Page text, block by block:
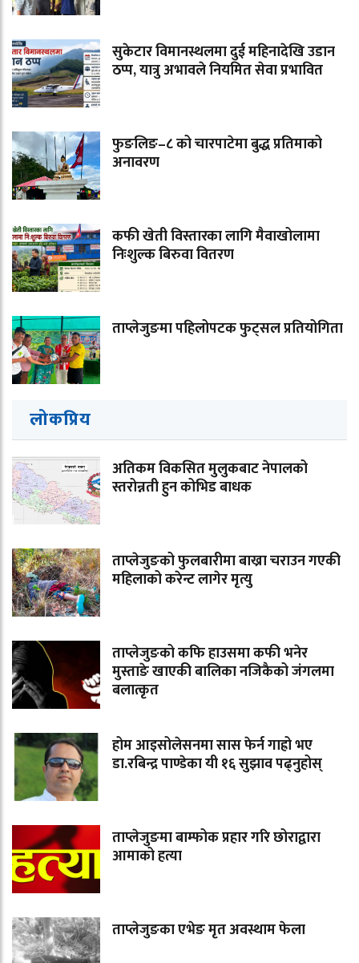
सुकेटार विमानस्थलमा दुई महिनादेखि उडान
ठप्प, यात्रु अभावले नियमित सेवा प्रभावित
फुङलिङ–८ को चारपाटेमा बुद्ध प्रतिमाको
अनावरण
कफी खेती विस्तारका लागि मैवाखोलामा
निःशुल्क बिरुवा वितरण
ताप्लेजुङमा पहिलोपटक फुट्सल प्रतियोगिता
लोकप्रिय
अतिकम विकसित मुलुकबाट नेपालको
स्तरोन्नती हुन कोभिड बाधक
ताप्लेजुङको फुलबारीमा बाख्रा चराउन गएकी
महिलाको करेन्ट लागेर मृत्यु
ताप्लेजुङको कफि हाउसमा कफी भनेर
मुस्ताङे खाएकी बालिका नजिकैको जंगलमा
बलात्कृत
होम आइसोलेसनमा सास फेर्न गाह्रो भए
डा.रबिन्द्र पाण्डेका यी १६ सुझाव पढ्नुहोस्
ताप्लेजुङमा बाम्फोक प्रहार गरि छोराद्वारा
आमाको हत्या
ताप्लेजुङका एभेङ मृत अवस्थाम फेला